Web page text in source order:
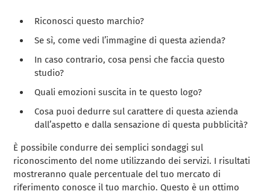
Riconosci questo marchio?
Se sì, come vedi l’immagine di questa azienda?
In caso contrario, cosa pensi che faccia questo
studio?
Quali emozioni suscita in te questo logo?
Cosa puoi dedurre sul carattere di questa azienda
dall’aspetto e dalla sensazione di questa pubblicità?
È possibile condurre dei semplici sondaggi sul
riconoscimento del nome utilizzando dei servizi. I risultati
mostreranno quale percentuale del tuo mercato di
riferimento conosce il tuo marchio. Questo è un ottimo